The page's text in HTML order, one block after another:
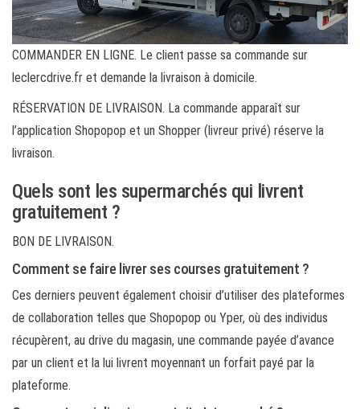
COMMANDER EN LIGNE. Le client passe sa commande sur
leclercdrive.fr et demande la livraison à domicile.
RÉSERVATION DE LIVRAISON. La commande apparaît sur
l’application Shopopop et un Shopper (livreur privé) réserve la
livraison.
Quels sont les supermarchés qui livrent
gratuitement ?
BON DE LIVRAISON.
Comment se faire livrer ses courses gratuitement ?
Ces derniers peuvent également choisir d’utiliser des plateformes
de collaboration telles que Shopopop ou Yper, où des individus
récupèrent, au drive du magasin, une commande payée d’avance
par un client et la lui livrent moyennant un forfait payé par la
plateforme.